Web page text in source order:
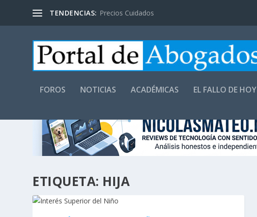
TENDENCIAS: Precios Cuidados
FOROS NOTICIAS ACADÉMICAS EL FALLO DE HOY
ETIQUETA: HIJA